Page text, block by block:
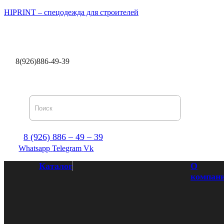
HIPRINT – спецодежда для строителей
8(926)886-49-39
8 (926) 886 – 49 – 39
Whatsapp Telegram Vk
Каталог
О